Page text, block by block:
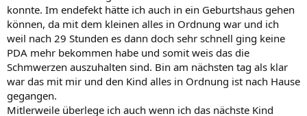
konnte. Im endefekt hätte ich auch in ein Geburtshaus gehen
können, da mit dem kleinen alles in Ordnung war und ich
weil nach 29 Stunden es dann doch sehr schnell ging keine
PDA mehr bekommen habe und somit weis das die
Schmwerzen auszuhalten sind. Bin am nächsten tag als klar
war das mit mir und den Kind alles in Ordnung ist nach Hause
gegangen.
Mitlerweile überlege ich auch wenn ich das nächste Kind